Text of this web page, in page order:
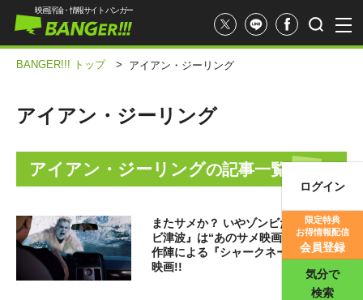
映画評価
映画評論・情報サイト バンガー
ログイン
限定特典
お得情報配信
会員登録
気分で
検索
BANGER!!! トップ > アイアン・ジーリング
アイアン・ジーリング
アイアン・ジーリングの記事一覧
またサメか？ いやゾンビだ！『ゾン
ビ津波』は“あのサメ映画”シリーズ製
作陣による『シャークネード』同窓会
映画!!